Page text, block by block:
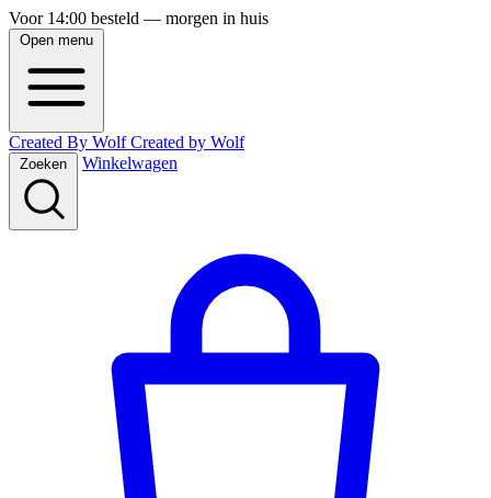
Voor 14:00 besteld — morgen in huis
Open menu
Created By Wolf Created by Wolf
Zoeken Winkelwagen